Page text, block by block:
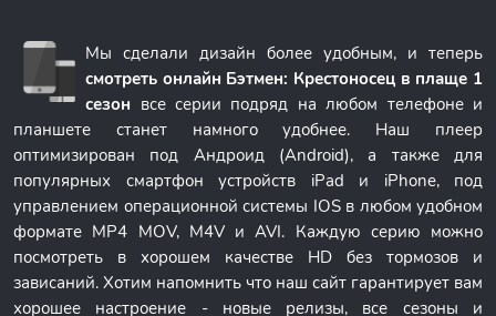
Мы сделали дизайн более удобным, и теперь
смотреть онлайн Бэтмен: Крестоносец в плаще 1
сезон все серии подряд на любом телефоне и
планшете станет намного удобнее. Наш плеер
оптимизирован под Андроид (Android), а также для
популярных смартфон устройств iPad и iPhone, под
управлением операционной системы IOS в любом удобном
формате MP4 MOV, M4V и AVI. Каждую серию можно
посмотреть в хорошем качестве HD без тормозов и
зависаний. Хотим напомнить что наш сайт гарантирует вам
хорошее настроение - новые релизы, все сезоны и